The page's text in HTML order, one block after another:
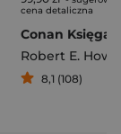
cena detaliczna
Robert E.
8,1 (108)